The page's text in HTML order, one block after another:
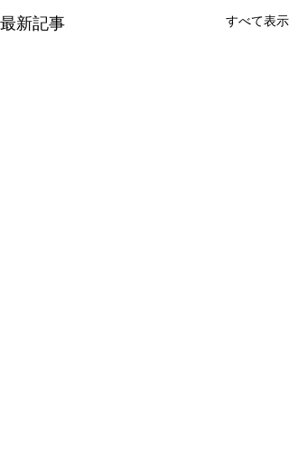
最新記事 すべて表示